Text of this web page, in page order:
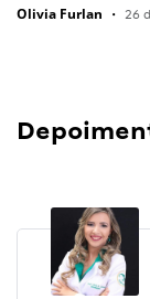
Olivia Furlan • 26